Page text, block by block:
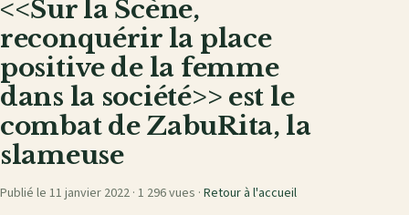
<<Sur la Scène,
reconquérir la place
positive de la femme
dans la société>> est le
combat de ZabuRita, la
slameuse
Publié le 11 janvier 2022 · 1 296 vues · Retour à l'accueil